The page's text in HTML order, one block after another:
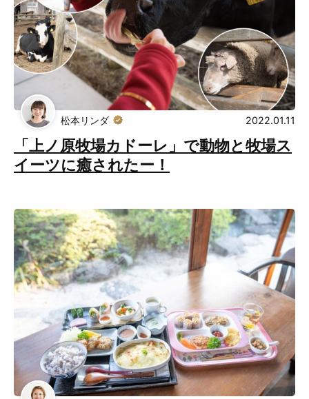
利用規約
「上ノ原牧場カドーレ」で動物と牧場ス
イーツに癒されたー！
松本リンダ 2022.01.11